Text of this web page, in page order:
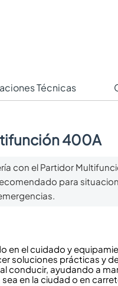
Técnicas
400A
con el Partidor
para
en el cuidado y
soluciones prácticas y
conducir, ayudando a
en la ciudad o en